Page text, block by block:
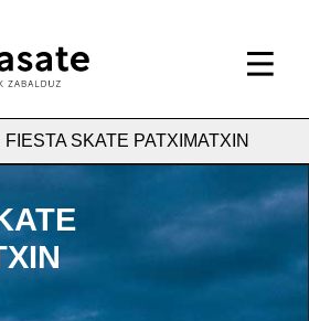
FIESTA SKATE PATXIMATXIN